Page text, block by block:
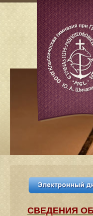
СВЕДЕНИЯ​